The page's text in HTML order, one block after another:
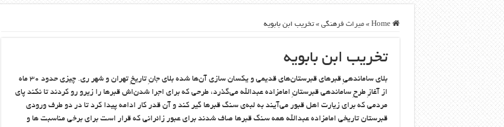
Home
» ميراث فرهنگی » تخریب ابن بابویه
تخریب ابن بابویه
بلای ساماندهیِ قبرهای قبرستان‌های قدیمی و یکسان سازی آن‌ها شده بلای جانِ تاریخِ تهران و شهر ری. چیزی حدود ۳۰ ماه
از آغازِ طرحِ ساماندهی قبرستانِ امامزاده عبدالله می‌گذرد، طرحی که برای اجرا شدن‌اش قبرها را زیرو رو کردند تا نکند پای
مردمی که برای زیارت اهل قبور می‌آیند به لبه‌ی سنگ قبرها گیر کند و آن قدر کار ادامه پیدا کرد تا در دو طرف ورودی
قبرستان تاریخی امامزاده عبدالله همه سنگ قبرها صاف شدند برای عبور زائرانی که قرار است برای برخی مناسبت ها و